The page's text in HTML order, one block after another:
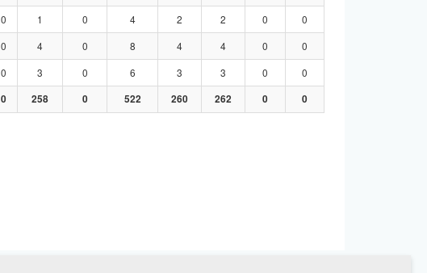
0 1 0 4 2 2 0
0
0 4 0 8 4 4 0
0
0 3 0 6 3 3 0
0
0 258 0 522 260 262 0 0